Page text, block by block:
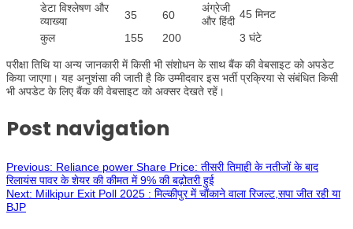
डेटा विश्लेषण और
व्याख्या
35 60
अंग्रेजी
और हिंदी
45 मिनट
कुल
155 200 3 घंटे
परीक्षा तिथि या अन्य जानकारी में किसी भी संशोधन के साथ बैंक की वेबसाइट को अपडेट
किया जाएगा। यह अनुशंसा की जाती है कि उम्मीदवार इस भर्ती प्रक्रिया से संबंधित किसी
भी अपडेट के लिए बैंक की वेबसाइट को अक्सर देखते रहें।
Post navigation
Previous: Reliance power Share Price: तीसरी तिमाही के नतीजों के बाद
रिलायंस पावर के शेयर की कीमत में 9% की बढ़ोतरी हुई
Next: Milkipur Exit Poll 2025 : मिल्कीपुर में चौंकाने वाला रिजल्ट,सपा जीत रही या
BJP